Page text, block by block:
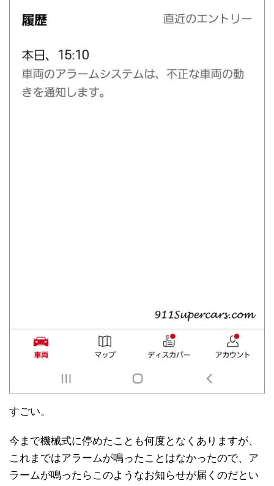
すごい。
今まで機械式に停めたことも何度となくありますが、
これまではアラームが鳴ったことはなかったので、ア
ラームが鳴ったらこのようなお知らせが届くのだとい